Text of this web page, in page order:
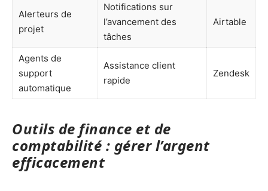
Alerteurs de
projet
Notifications sur
l’avancement des
tâches
Airtable
Agents de
support
automatique
Assistance client
rapide
Zendesk
Outils de finance et de
comptabilité : gérer l’argent
efficacement